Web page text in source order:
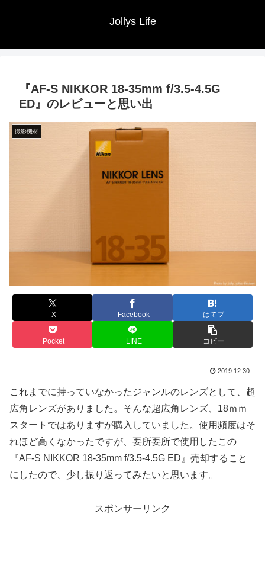
Jollys Life
『AF-S NIKKOR 18-35mm f/3.5-4.5G
ED』のレビューと思い出
撮影機材
X Facebook はてブ
Pocket LINE コピー
2019.12.30
これまでに持っていなかったジャンルのレンズとして、超
広角レンズがありました。そんな超広角レンズ、18ｍｍ
スタートではありますが購入していました。使用頻度はそ
れほど高くなかったですが、要所要所で使用したこの
『AF-S NIKKOR 18-35mm f/3.5-4.5G ED』売却すること
にしたので、少し振り返ってみたいと思います。
スポンサーリンク